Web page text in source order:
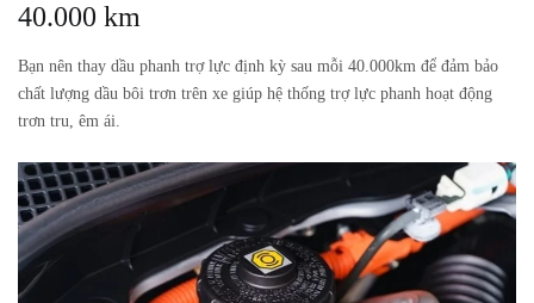
40.000 km
Bạn nên thay dầu phanh trợ lực định kỳ sau mỗi 40.000km để đảm bảo
chất lượng dầu bôi trơn trên xe giúp hệ thống trợ lực phanh hoạt động
trơn tru, êm ái.